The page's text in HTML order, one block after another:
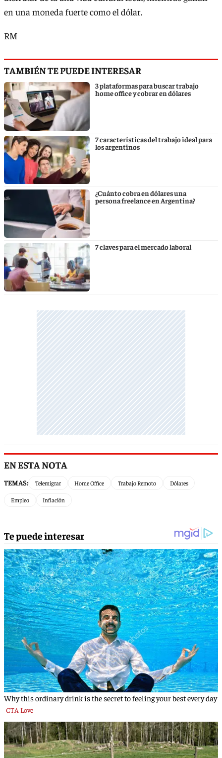
en una moneda fuerte como el dólar.
RM
TAMBIÉN TE PUEDE INTERESAR
3 plataformas para buscar trabajo
home office y cobrar en dólares
7 características del trabajo ideal para
los argentinos
¿Cuánto cobra en dólares una
persona freelance en Argentina?
7 claves para el mercado laboral
EN ESTA NOTA
TEMAS: Telemigrar Home Office Trabajo Remoto Dólares
Empleo Inflación